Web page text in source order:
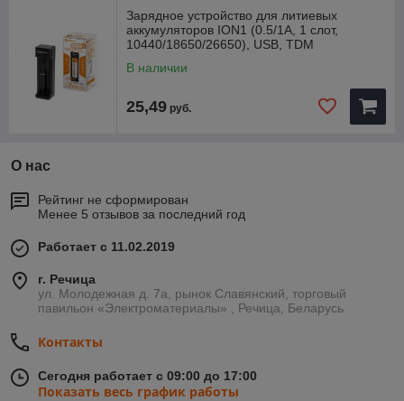
исключением аккумуляторов LiFePo4.
Внимание! Нуждаются в специальной утилизации.
Зарядное устройство для литиевых
аккумуляторов ION1 (0.5/1A, 1 слот,
10440/18650/26650), USB, TDM
В наличии
25,49 руб.
О нас
Рейтинг не сформирован
Менее 5 отзывов за последний год
Работает с 11.02.2019
г. Речица
ул. Молодежная д. 7а, рынок Славянский, торговый
павильон «Электроматериалы» , Речица, Беларусь
Контакты
Сегодня работает с 09:00 до 17:00
Показать весь график работы